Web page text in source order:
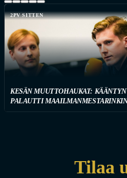
2PV SITTEN
KESÄN MUUTTOHAUKAT:
PALAUTTI
Tilaa